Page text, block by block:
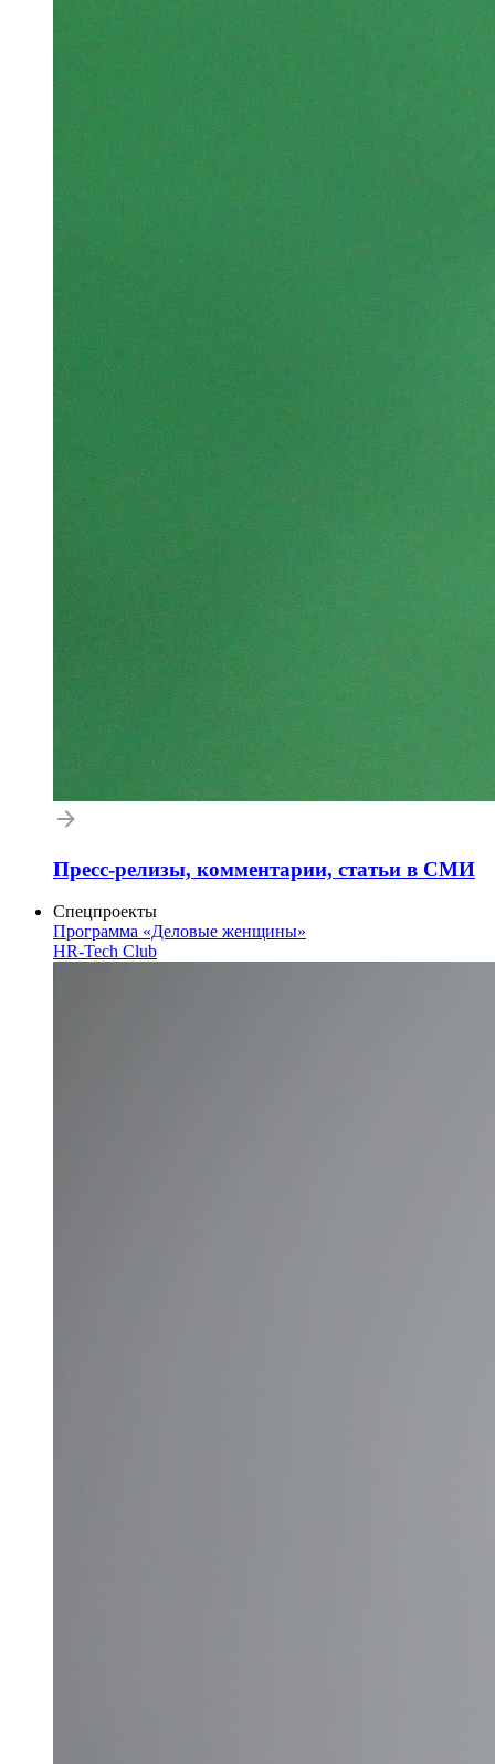
Пресс-релизы, комментарии, статьи в СМИ
Спецпроекты
Программа «Деловые женщины»
HR-Tech Club